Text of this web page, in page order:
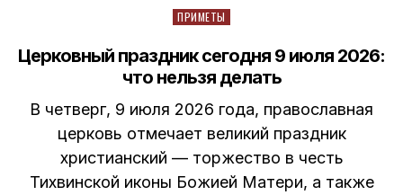
Posted
ПРИМЕТЫ
Церковный праздник сегодня 9 июля 2026:
что нельзя делать
В четверг, 9 июля 2026 года, православная
церковь отмечает великий праздник
христианский — торжество в честь
Тихвинской иконы Божией Матери, а также